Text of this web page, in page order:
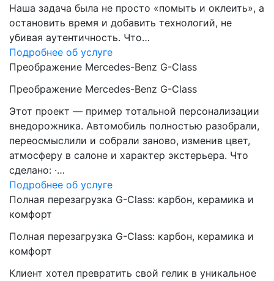
Наша задача была не просто «помыть и оклеить», а
остановить время и добавить технологий, не
убивая аутентичность. Что…
Подробнее об услуге
Преображение Mercedes-Benz G-Class
Преображение Mercedes-Benz G-Class
Этот проект — пример тотальной персонализации
внедорожника. Автомобиль полностью разобрали,
переосмыслили и собрали заново, изменив цвет,
атмосферу в салоне и характер экстерьера. Что
сделано: ·…
Подробнее об услуге
Полная перезагрузка G-Class: карбон, керамика и
комфорт
Полная перезагрузка G-Class: карбон, керамика и
комфорт
Клиент хотел превратить свой гелик в уникальное